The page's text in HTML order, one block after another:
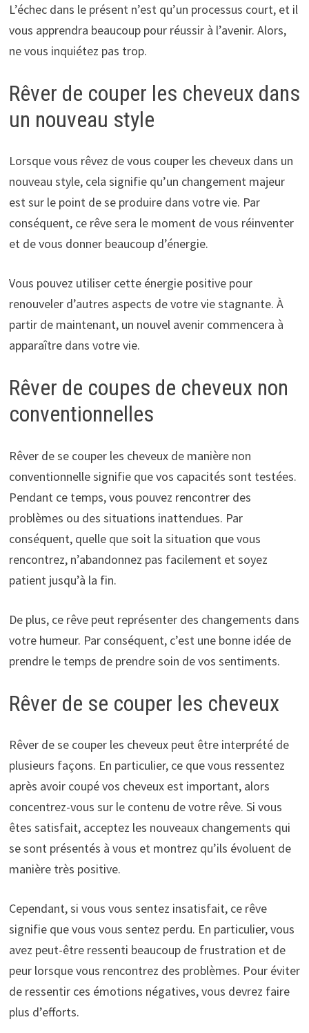
L’échec dans le présent n’est qu’un processus court, et il
vous apprendra beaucoup pour réussir à l’avenir. Alors,
ne vous inquiétez pas trop.
Rêver de couper les cheveux dans
un nouveau style
Lorsque vous rêvez de vous couper les cheveux dans un
nouveau style, cela signifie qu’un changement majeur
est sur le point de se produire dans votre vie. Par
conséquent, ce rêve sera le moment de vous réinventer
et de vous donner beaucoup d’énergie.
Vous pouvez utiliser cette énergie positive pour
renouveler d’autres aspects de votre vie stagnante. À
partir de maintenant, un nouvel avenir commencera à
apparaître dans votre vie.
Rêver de coupes de cheveux non
conventionnelles
Rêver de se couper les cheveux de manière non
conventionnelle signifie que vos capacités sont testées.
Pendant ce temps, vous pouvez rencontrer des
problèmes ou des situations inattendues. Par
conséquent, quelle que soit la situation que vous
rencontrez, n’abandonnez pas facilement et soyez
patient jusqu’à la fin.
De plus, ce rêve peut représenter des changements dans
votre humeur. Par conséquent, c’est une bonne idée de
prendre le temps de prendre soin de vos sentiments.
Rêver de se couper les cheveux
Rêver de se couper les cheveux peut être interprété de
plusieurs façons. En particulier, ce que vous ressentez
après avoir coupé vos cheveux est important, alors
concentrez-vous sur le contenu de votre rêve. Si vous
êtes satisfait, acceptez les nouveaux changements qui
se sont présentés à vous et montrez qu’ils évoluent de
manière très positive.
Cependant, si vous vous sentez insatisfait, ce rêve
signifie que vous vous sentez perdu. En particulier, vous
avez peut-être ressenti beaucoup de frustration et de
peur lorsque vous rencontrez des problèmes. Pour éviter
de ressentir ces émotions négatives, vous devrez faire
plus d’efforts.